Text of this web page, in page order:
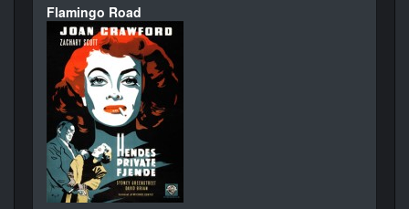
Flamingo Road